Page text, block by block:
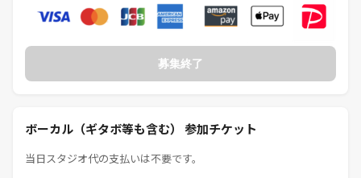
⚠️注意事項⚠️
参加者同士が気持ちよく交流できるよう、勧誘・営業行為、SNSへの
無断投稿などはご遠慮ください。
皆さんが安心して楽しめる場となるよう、運営側の指示に従っていた
だきますようお願いします。
音楽初心者の方も、楽器経験のある音楽好きの方も、一緒に交流&演奏
を楽しみましょう！
募集終了
ボーカル（ギタボ等も含む） 参加チケット
当日スタジオ代の支払いは不要です。